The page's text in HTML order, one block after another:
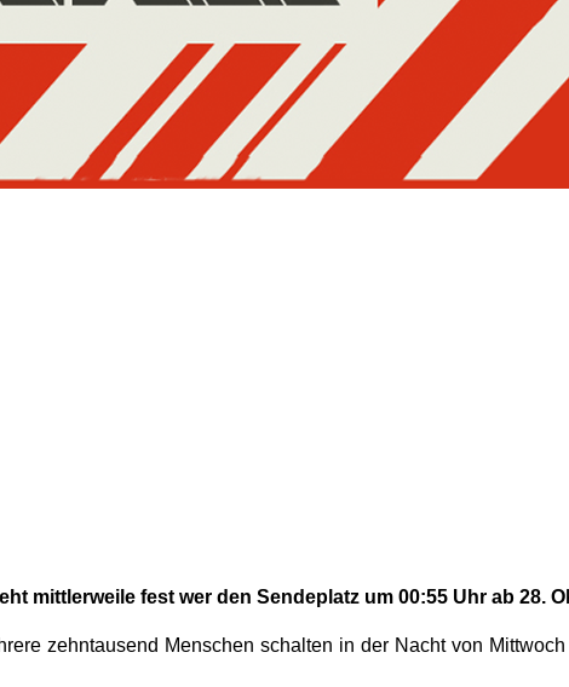
mittlerweile fest wer den Sendeplatz um 00:55 Uhr ab 28.
zehntausend Menschen schalten in der Nacht von